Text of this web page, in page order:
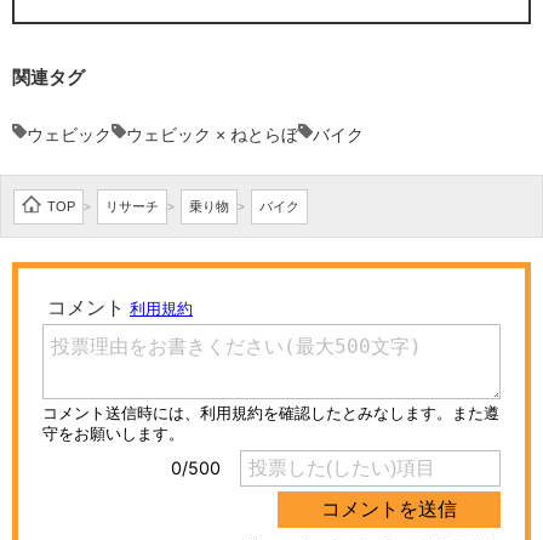
関連タグ
ウェビック ウェビック × ねとらぼ バイク
TOP > リサーチ > 乗り物 > バイク